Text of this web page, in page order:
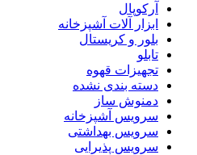
آرکوپال
ابزار آلات آشپزخانه
بلور و کریستال
تابلو
تجهیزات قهوه
دسته بندی نشده
دمنوش ساز
سرویس آشپزخانه
سرویس بهداشتی
سرویس پذیرایی